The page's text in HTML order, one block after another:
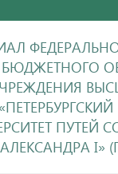
БЮДЖЕТНОГО
ПУТЕЙ
АЛЕКСАНДРА I»